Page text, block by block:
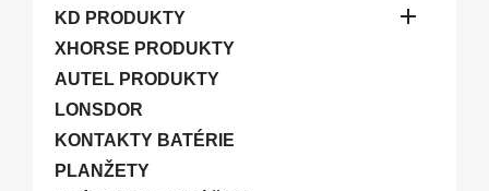
KD PRODUKTY 
XHORSE PRODUKTY
AUTEL PRODUKTY
LONSDOR
KONTAKTY BATÉRIE
PLANŽETY